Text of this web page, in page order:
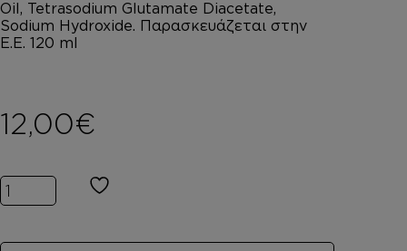
Oil, Tetrasodium Glutamate Diacetate,
Sodium Hydroxide. ​Παρασκευάζεται στην
Ε.Ε. 120 ml
12,00€
Inspired by SAUVAGE ποσότητα